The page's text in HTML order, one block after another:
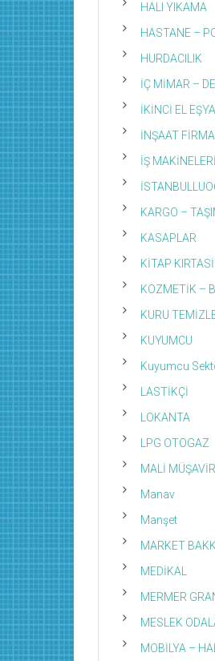
HALI YIKAMA
HASTANE –
HURDACILIK
İÇ MİMAR –
İKİNCİ EL EŞYA
İNŞAAT
İŞ MAKİNELERİ
KARGO –
KASAPLAR
KİTAP
KOZMETİK –
KURU
KUYUMCU
Kuyumcu
LASTİKÇİ
LOKANTA
LPG OTOGAZ
MALİ
Manav
Manşet
MARKET
MEDİKAL
MERMER
MESLEK
MOBİLYA – HALI